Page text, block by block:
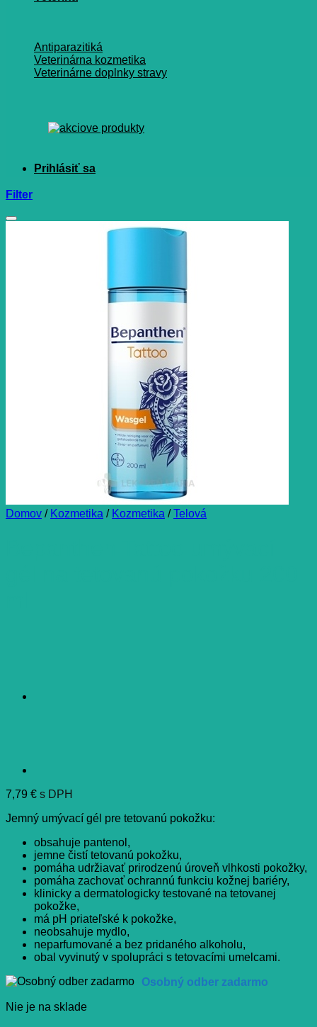
Antiparazitiká
Veterinárna kozmetika
Veterinárne doplnky stravy
Filter
Domov / Kozmetika / Kozmetika / Telová
7,79 € s DPH
Jemný umývací gél pre tetovanú pokožku:
obsahuje pantenol,
jemne čistí tetovanú pokožku,
pomáha udržiavať prirodzenú úroveň vlhkosti pokožky,
pomáha zachovať ochrannú funkciu kožnej bariéry,
klinicky a dermatologicky testované na tetovanej
pokožke,
má pH priateľské k pokožke,
neobsahuje mydlo,
neparfumované a bez pridaného alkoholu,
obal vyvinutý v spolupráci s tetovacími umelcami.
Osobný odber zadarmo
Nie je na sklade